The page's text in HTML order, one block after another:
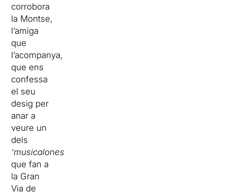
corrobora
la Montse,
l’amiga
que
l’acompanya,
que ens
confessa
el seu
desig per
anar a
veure un
dels
‘musicalones’
que fan a
la Gran
Via de